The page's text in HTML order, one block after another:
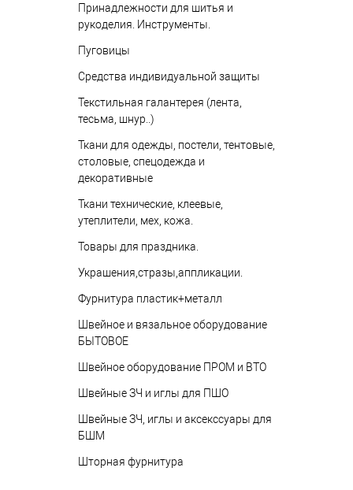
Принадлежности для шитья и
рукоделия. Инструменты.
Пуговицы
Средства индивидуальной защиты
Текстильная галантерея (лента,
тесьма, шнур..)
Ткани для одежды, постели, тентовые,
столовые, спецодежда и
декоративные
Ткани технические, клеевые,
утеплители, мех, кожа.
Товары для праздника.
Украшения,стразы,аппликации.
Фурнитура пластик+металл
Швейное и вязальное оборудование
БЫТОВОЕ
Швейное оборудование ПРОМ и ВТО
Швейные ЗЧ и иглы для ПШО
Швейные ЗЧ, иглы и аксекссуары для
БШМ
Шторная фурнитура